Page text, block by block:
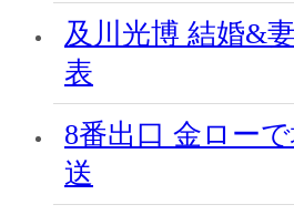
及川光博 結婚&
表
8番出口 金ロー
送